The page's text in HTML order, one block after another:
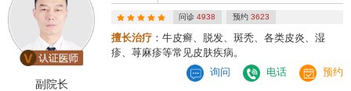
副院长
问诊4938 预约 3623
擅长治疗 ：牛皮癣、脱发、斑秃、各类皮炎、湿
疹、荨麻疹等常见皮肤疾病。
询问
电话 预约